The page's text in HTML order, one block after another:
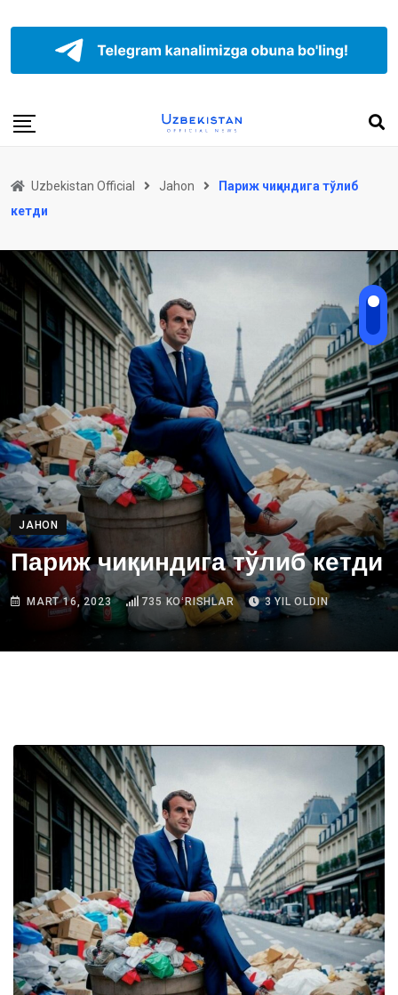
Uzbekistan Official Jahon
Париж чиқиндига тўлиб
кетди
JAHON
Париж чиқиндига тўлиб кетди
MART 16, 2023 735 KOʻRISHLAR 3 YIL OLDIN